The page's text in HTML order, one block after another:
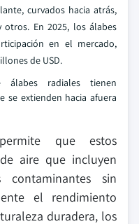
curvados hacia atrás,
En 2025, los álabes
en el mercado,
de USD.
álabes radiales tienen
se extienden hacia afuera
que estos
aire que incluyen
sin
el rendimiento
duradera, los